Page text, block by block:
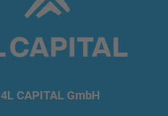
4L CAPITAL GmbH